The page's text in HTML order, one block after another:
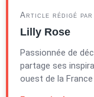
Article rédigé par
Lilly Rose
Passionnée de
partage ses
ouest de la